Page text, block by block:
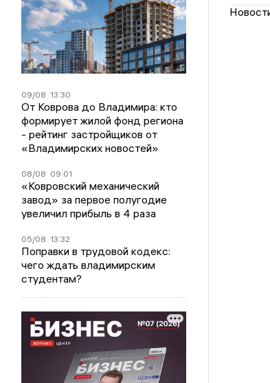
09/08 13:30
От Коврова до Владимира: кто
формирует жилой фонд региона
- рейтинг застройщиков от
«Владимирских новостей»
08/08 09:01
«Ковровский механический
завод» за первое полугодие
увеличил прибыль в 4 раза
05/08 13:32
Поправки в трудовой кодекс:
чего ждать владимирским
студентам?